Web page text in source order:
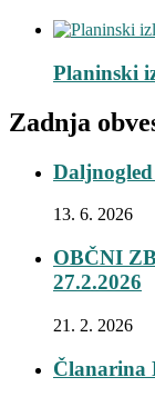
Planinski
Zadnja
13. 6. 2026
OBČNI
27.2.2026
21. 2. 2026
Članarina